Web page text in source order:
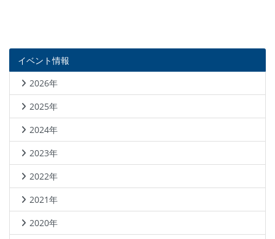
イベント情報
2026年
2025年
2024年
2023年
2022年
2021年
2020年